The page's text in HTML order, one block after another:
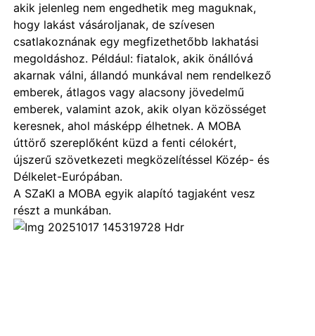
akik jelenleg nem engedhetik meg maguknak,
hogy lakást vásároljanak, de szívesen
csatlakoznának egy megfizethetőbb lakhatási
megoldáshoz. Például: fiatalok, akik önállóvá
akarnak válni, állandó munkával nem rendelkező
emberek, átlagos vagy alacsony jövedelmű
emberek, valamint azok, akik olyan közösséget
keresnek, ahol másképp élhetnek. A MOBA
úttörő szereplőként küzd a fenti célokért,
újszerű szövetkezeti megközelítéssel Közép- és
Délkelet-Európában.
A SZaKI a MOBA egyik alapító tagjaként vesz
részt a munkában.